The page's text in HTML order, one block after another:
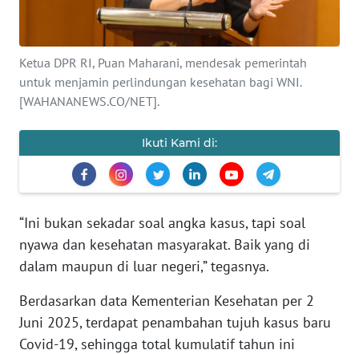
Ketua DPR RI, Puan Maharani, mendesak pemerintah
untuk menjamin perlindungan kesehatan bagi WNI.
[WAHANANEWS.CO/NET].
Ikuti Kami di:
“Ini bukan sekadar soal angka kasus, tapi soal
nyawa dan kesehatan masyarakat. Baik yang di
dalam maupun di luar negeri,” tegasnya.
Berdasarkan data Kementerian Kesehatan per 2
Juni 2025, terdapat penambahan tujuh kasus baru
Covid-19, sehingga total kumulatif tahun ini
INTERNASIONAL
SERBA-SERBI
PENDIDIKAN
EDITORIAL
Informasi
INDEKS
BERITA